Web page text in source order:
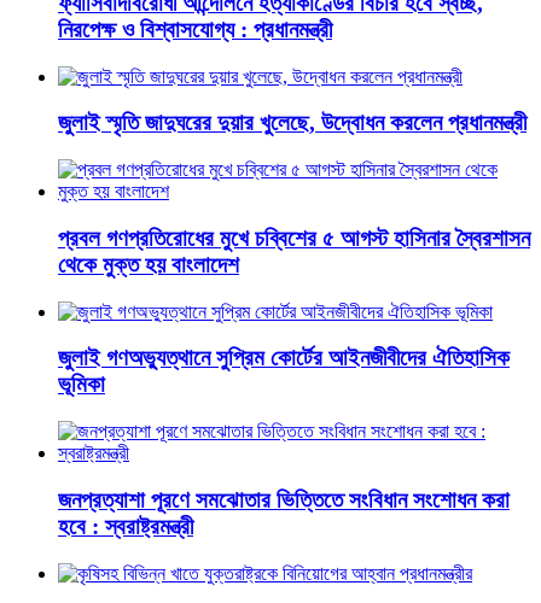
নিরপেক্ষ ও বিশ্বাসযোগ্য : প্রধানমন্ত্রী
জুলাই স্মৃতি জাদুঘরের দুয়ার খুলেছে, উদ্বোধন করলেন প্রধানমন্ত্রী
প্রবল গণপ্রতিরোধের মুখে চব্বিশের ৫ আগস্ট হাসিনার স্বৈরশাসন
থেকে মুক্ত হয় বাংলাদেশ
জুলাই গণঅভ্যুত্থানে সুপ্রিম কোর্টের আইনজীবীদের ঐতিহাসিক
ভূমিকা
জনপ্রত্যাশা পূরণে সমঝোতার ভিত্তিতে সংবিধান সংশোধন করা
হবে : স্বরাষ্ট্রমন্ত্রী